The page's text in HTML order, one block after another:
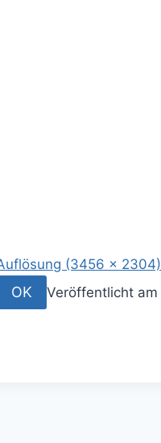
(3456 × 2304)
OK
S
u
Veröffentlicht am